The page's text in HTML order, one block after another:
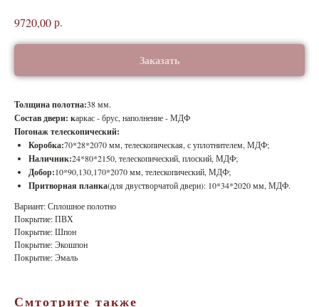
9720,00р.
Заказать
Толщина полотна:38 мм.
Состав двери: каркас - брус, наполнение - МДФ
Погонаж телескопический:
Коробка:70*28*2070 мм, телескопическая, с уплотнителем, МДФ;
Наличник:24*80*2150, телескопический, плоский, МДФ;
Добор:10*90,130,170*2070 мм, телескопический, МДФ;
Притворная планка(для двустворчатой двери): 10*34*2020 мм, МДФ.
Вариант: Сплошное полотно
Покрытие: ПВХ
Покрытие: Шпон
Покрытие: Экошпон
Покрытие: Эмаль
Смтотрите также